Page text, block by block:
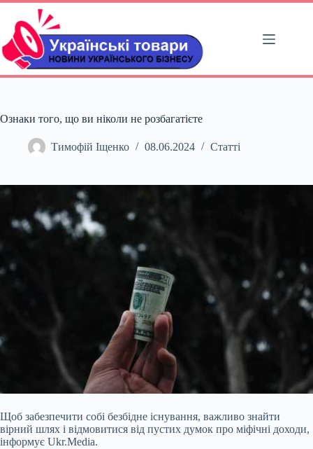
Перейти
вмісту
Ознаки того, що ви ніколи не розбагатієте
Тимофій Іщенко 08.06.2024 Статті
Щоб забезпечити собі безбідне існування, важливо знайти
вірний шлях і відмовитися від пустих думок про міфічні доходи,
інформує Ukr.Media.